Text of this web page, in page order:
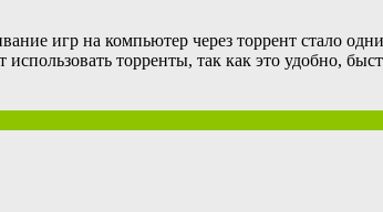
игр на компьютер через торрент стало
торренты, так как это удобно,